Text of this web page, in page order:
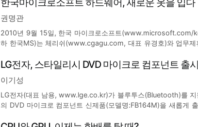
권명관
2010년 9월 15일, 한국 마이크로소프트(www.microsoft.com/
하 한국MS)는 체리쉬(www.cgagu.com, 대표 유경호)와 업무제
아크책생 개발 및 전시홍보, 체리쉬 매장
LG전자, 스타일리시 DVD 마이크로 컴포넌트 출시
이기성
LG전자(대표 남용, www.lge.co.kr)가 블루투스(Bluetooth)를 지
의 DVD 마이크로 컴포넌트 신제품(모델명:FB164M)을 새롭게
이어 및 노트북과도 무선 연결해 오디오 스피커로 음악